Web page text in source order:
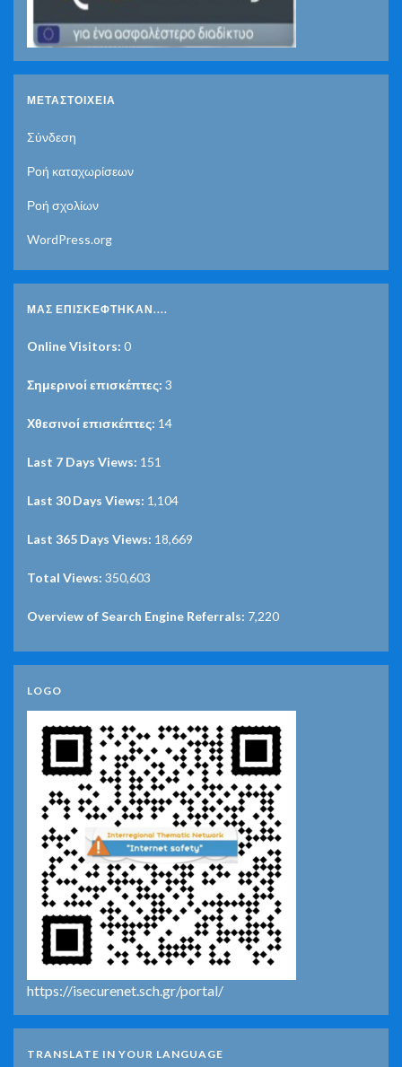
ΜΕΤΑΣΤΟΙΧΕΊΑ
Σύνδεση
Ροή καταχωρίσεων
Ροή σχολίων
WordPress.org
ΜΑΣ ΕΠΙΣΚΈΦΤΗΚΑΝ....
Online Visitors: 0
Σημερινοί επισκέπτες: 3
Χθεσινοί επισκέπτες: 14
Last 7 Days Views: 151
Last 30 Days Views: 1,104
Last 365 Days Views: 18,669
Total Views: 350,603
Overview of Search Engine Referrals: 7,220
LOGO
https://isecurenet.sch.gr/portal/
TRANSLATE IN YOUR LANGUAGE